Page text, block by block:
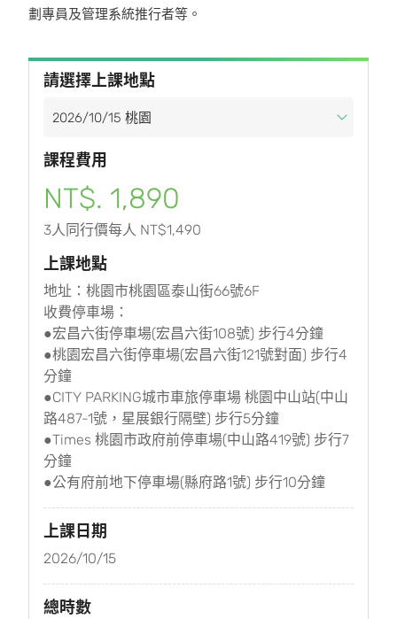
劃專員及管理系統推行者等。
請選擇上課地點
課程費用
NT$. 1,890
3人同行價每人 NT$1,490
上課地點
地址：桃園市桃園區泰山街66號6F
收費停車場：
●宏昌六街停車場(宏昌六街108號) 步行4分鐘
●桃園宏昌六街停車場(宏昌六街121號對面) 步行4
分鐘
●CITY PARKING城市車旅停車場 桃園中山站(中山
路487-1號，星展銀行隔壁) 步行5分鐘
●Times 桃園市政府前停車場(中山路419號) 步行7
分鐘
●公有府前地下停車場(縣府路1號) 步行10分鐘
上課日期
2026/10/15
總時數